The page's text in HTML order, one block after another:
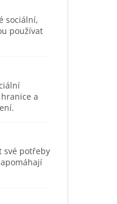
sociální,
používat
a
své potřeby